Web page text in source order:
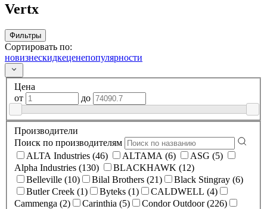
Vertx
Фильтры
Сортировать по:
новизнескидкеценепопулярности
Цена
от
до
Производители
Поиск по производителям
ALTA Industries (46)
ALTAMA (6)
ASG (5)
Alpha Industries (130)
BLACKHAWK (12)
Belleville (10)
Bilal Brothers (21)
Black Stingray (6)
Butler Creek (1)
Byteks (1)
CALDWELL (4)
Cammenga (2)
Carinthia (5)
Condor Outdoor (226)